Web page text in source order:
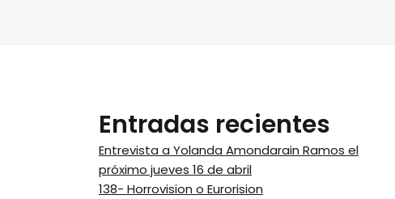
Entradas recientes
Entrevista a Yolanda Amondarain Ramos el
próximo jueves 16 de abril
138- Horrovision o Eurorision